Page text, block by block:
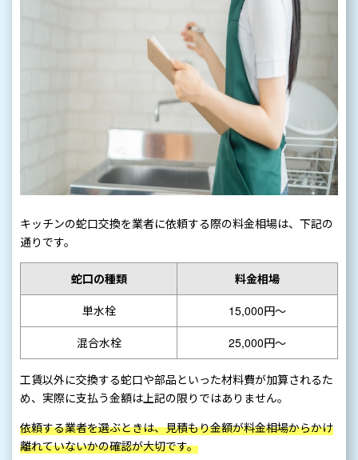
キッチンの蛇口交換を業者に依頼する際の料金相場は、下記の
通りです。
蛇口の種類
料金相場
単水栓
15,000円〜
混合水栓
25,000円〜
工賃以外に交換する蛇口や部品といった材料費が加算されるた
め、実際に支払う金額は上記の限りではありません。
依頼する業者を選ぶときは、見積もり金額が料金相場からかけ
離れていないかの確認が大切です。